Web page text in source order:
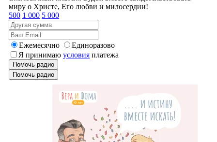
миру о Христе, Его любви и милосердии!
500 1 000 5 000
Ежемесячно
Единоразово
Я принимаю условия платежа
Помочь радио
Помочь радио